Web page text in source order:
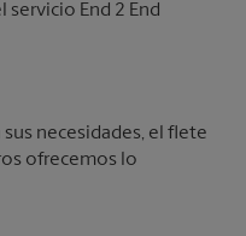
End 2 End
necesidades, el flete
ofrecemos lo